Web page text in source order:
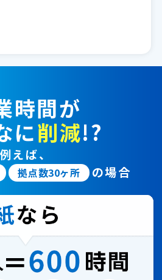
時間が
に削減!?
例えば、
拠点数30ヶ所 の場合